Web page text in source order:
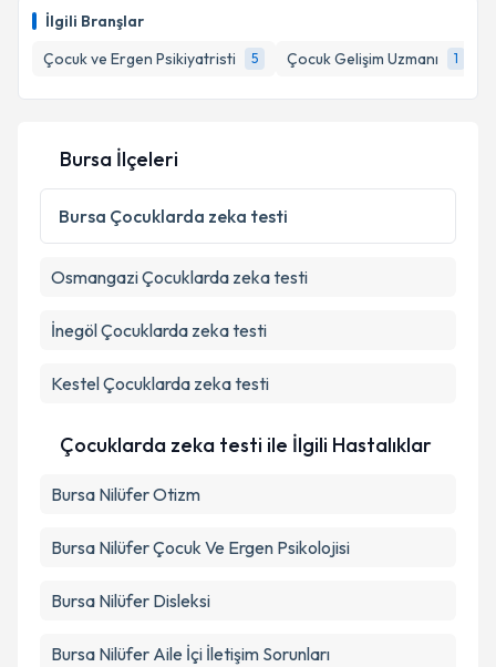
İlgili Branşlar
Çocuk ve Ergen Psikiyatristi
5 Çocuk Gelişim Uzmanı 1
için bir takvim hazırlandığında e-posta ile
bilgilendireceğiz.
E-posta Adresiniz
Kişisel verilerimin işlenmesine ilişkin
Metni'ni okudum ve kişisel verilerimin belirtilen
Takvim Talebini Gönder
Bursa İlçeleri
Bursa Çocuklarda zeka testi
OsmangaziÇocuklarda zeka testi
İnegölÇocuklarda zeka testi
KestelÇocuklarda zeka testi
Çocuklarda zeka testi ile İlgili Hastalıklar
Bursa Nilüfer Otizm
Bursa Nilüfer Çocuk Ve Ergen Psikolojisi
Bursa Nilüfer Disleksi
Bursa Nilüfer Aile İçi İletişim Sorunları